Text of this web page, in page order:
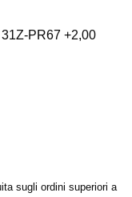
PR67 +2,00
sugli ordini superiori a